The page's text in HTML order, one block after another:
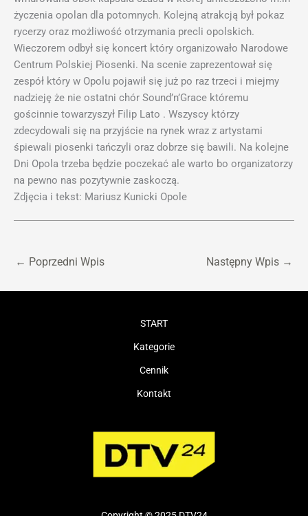
życzenia opolan dla potomnych. Kolejną atrakcją był pokaz
rycerzy oraz możliwość otrzymania precli opolskich.
Wieczorem odbył się koncert który organizowało Narodowe
Centrum Polskiej Piosenki. Na scenie zaprezentował się
zespół który w Opolu pojawił się już po raz trzeci i miejmy
nadzieję że nie ostatni chór Sound’n’Grace któremu
gościnnie towarzyszył Filip Lato . Wszyscy którzy
zdecydowali się na przyjście na rynek wraz z artystami
śpiewali piosenki tańczyli oraz dobrze się bawili. Na kolejne
Dni Opola trzeba będzie poczekać ale warto bo organizatorzy
na pewno nas pozytywnie zaskoczą.
Zdjęcia i tekst: Mariusz Kunicki Opole
← Poprzedni Wpis Następny Wpis →
START
Kategorie
Cennik
Kontakt